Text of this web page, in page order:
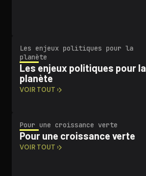
Les enjeux politiques pour la
planète
Les enjeux politiques pour la
planète
VOIR TOUT ›
Pour une croissance verte
Pour une croissance verte
VOIR TOUT ›